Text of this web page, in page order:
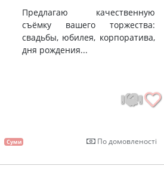
Предлагаю качественную
съёмку вашего торжества:
свадьбы, юбилея, корпоратива,
дня рождения...
Суми По домовленості